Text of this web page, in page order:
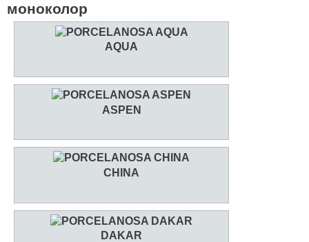
моноколор
AQUA
ASPEN
CHINA
DAKAR